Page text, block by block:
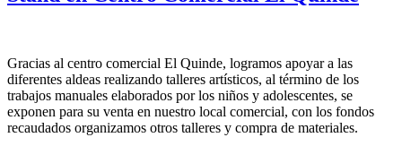
Gracias al centro comercial El Quinde, logramos apoyar a las
diferentes aldeas realizando talleres artísticos, al término de los
trabajos manuales elaborados por los niños y adolescentes, se
exponen para su venta en nuestro local comercial, con los fondos
recaudados organizamos otros talleres y compra de materiales.